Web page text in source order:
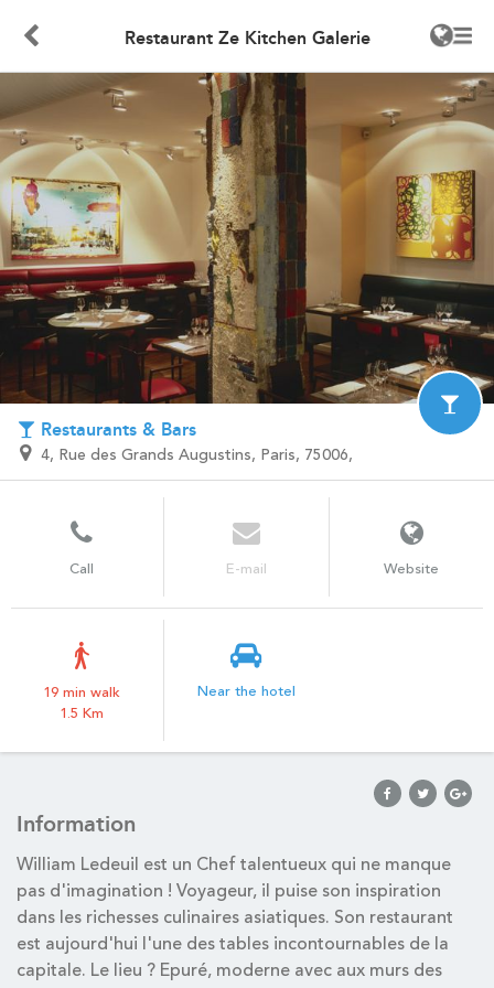
Restaurant Ze Kitchen Galerie
Restaurants & Bars
4, Rue des Grands Augustins, Paris, 75006,
Call E-mail Website
19 min walk
1.5 Km
Near the hotel
Information
William Ledeuil est un Chef talentueux qui ne manque
pas d'imagination ! Voyageur, il puise son inspiration
dans les richesses culinaires asiatiques. Son restaurant
est aujourd'hui l'une des tables incontournables de la
capitale. Le lieu ? Epuré, moderne avec aux murs des